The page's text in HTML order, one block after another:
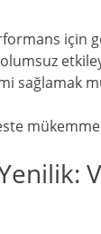
için
sağlamak